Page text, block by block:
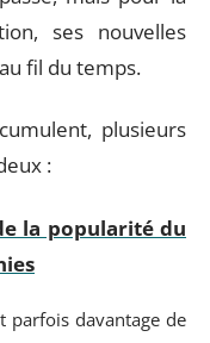
ses nouvelles
fil du temps.
plusieurs
:
la popularité du
parfois davantage de